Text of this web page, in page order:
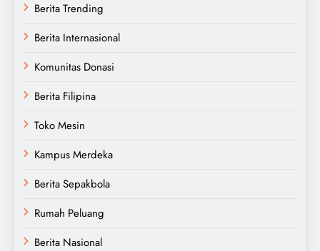
Berita Trending
Berita Internasional
Komunitas Donasi
Berita Filipina
Toko Mesin
Kampus Merdeka
Berita Sepakbola
Rumah Peluang
Berita Nasional